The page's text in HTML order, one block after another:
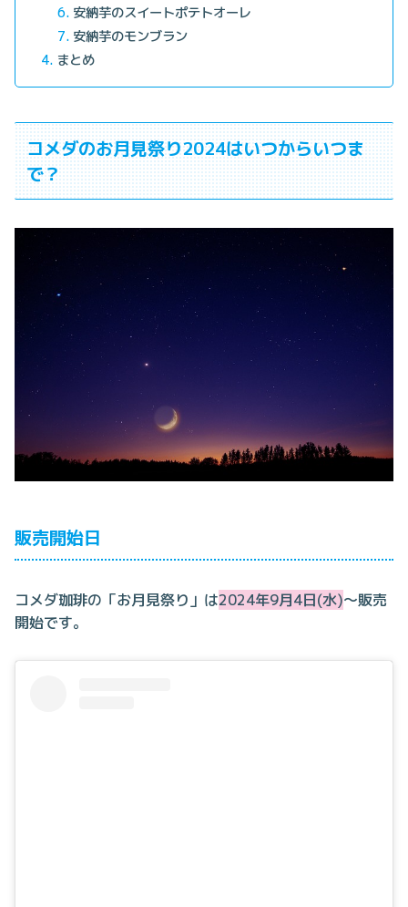
安納芋のスイートポテトオーレ
安納芋のモンブラン
まとめ
コメダのお月見祭り2024はいつからいつま
で？
販売開始日
コメダ珈琲の「お月見祭り」は2024年9月4日(水)～販売
開始です。